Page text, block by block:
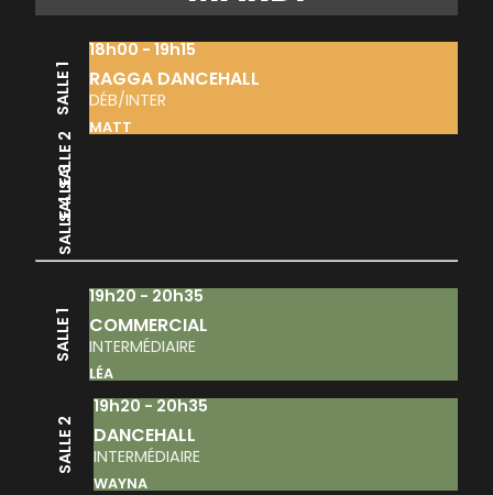
SALLE 1
18h00 - 19h15
RAGGA DANCEHALL
DÉB/INTER
MATT
SALLE 2
SALLE 3
SALLE 4
SALLE 1
19h20 - 20h35
COMMERCIAL
INTERMÉDIAIRE
LÉA
SALLE 2
19h20 - 20h35
DANCEHALL
INTERMÉDIAIRE
WAYNA